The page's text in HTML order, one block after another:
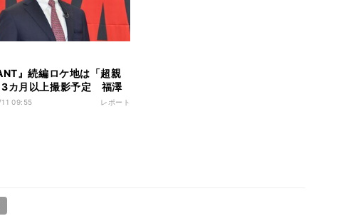
』続編ロケ地は「超親
3カ月以上撮影予定 福澤
ラム出演にも言及「当
09:55 レポート